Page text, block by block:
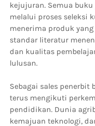
kejujuran. Semua
melalui proses seleksi
menerima produk
standar literatur
dan kualitas
lulusan.
Sebagai sales penerbit
terus mengikuti
pendidikan. Dunia
kemajuan teknologi,